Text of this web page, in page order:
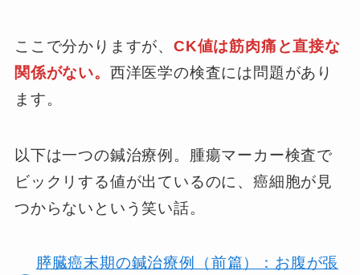
ここで分かりますが、 CK値は筋肉痛と直接な
関係がない。 西洋医学の検査には問題があり
ます。
以下は一つの鍼治療例。腫瘍マーカー検査で
ビックリする値が出ているのに、癌細胞が見
つからないという笑い話。
膵臓癌末期の鍼治療例（前篇）：お腹が張